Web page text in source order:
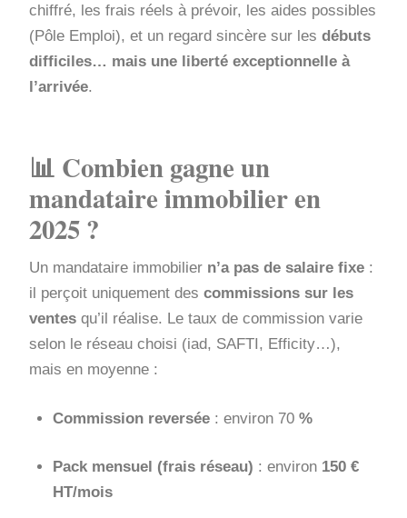
chiffré, les frais réels à prévoir, les aides possibles
(Pôle Emploi), et un regard sincère sur lesdébuts
difficiles… mais une liberté exceptionnelle à
l’arrivée.
📊 Combien gagne un
mandataire immobilier en
2025 ?
Un mandataire immobilier n’a pas de salaire fixe :
il perçoit uniquement descommissions sur les
ventes qu’il réalise. Le taux de commission varie
selon le réseau choisi (iad, SAFTI, Efficity…),
mais en moyenne :
Commission reversée: environ 70%
Pack mensuel (frais réseau) : environ 150 €
HT/mois